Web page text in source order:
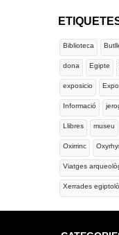
Biblioteca
dona Egipte
exposicio
Informació
Llibres museu
Oxirrinc
Viatges
Xerrades